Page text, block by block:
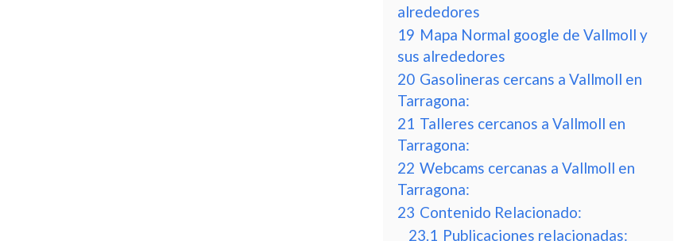
alrededores
19 Mapa Normal google de Vallmoll y
sus alrededores
20 Gasolineras cercans a Vallmoll en
Tarragona:
21 Talleres cercanos a Vallmoll en
Tarragona:
22 Webcams cercanas a Vallmoll en
Tarragona:
23 Contenido Relacionado:
23.1 Publicaciones relacionadas: